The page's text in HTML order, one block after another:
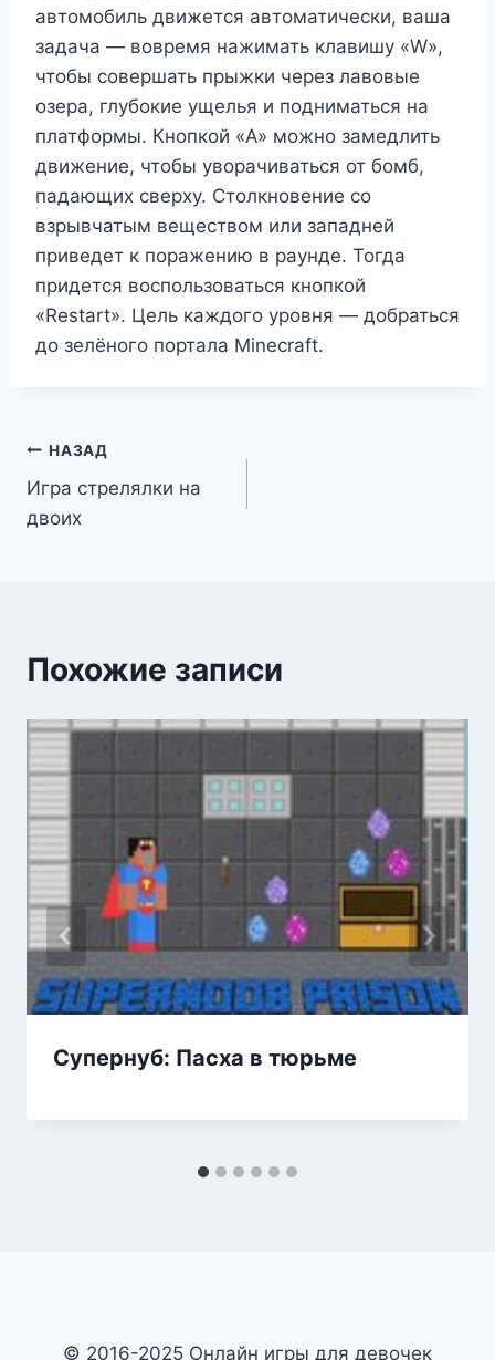
автомобиль движется автоматически, ваша
задача — вовремя нажимать клавишу «W»,
чтобы совершать прыжки через лавовые
озера, глубокие ущелья и подниматься на
платформы. Кнопкой «A» можно замедлить
движение, чтобы уворачиваться от бомб,
падающих сверху. Столкновение со
взрывчатым веществом или западней
приведет к поражению в раунде. Тогда
придется воспользоваться кнопкой
«Restart». Цель каждого уровня — добраться
до зелёного портала Minecraft.
Навигация
по
НАЗАД
Игра стрелялки на
двоих
Похожие записи
Супернуб: Пасха в тюрьме
© 2016-2025 Онлайн игры для девочек